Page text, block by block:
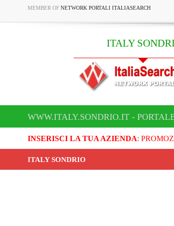
MEMBER OF NETWORK PORTALI ITALIASEARCH
ITALY
WWW.ITALY.SONDRIO.IT -
INSERISCI LA TUA AZIENDA:
ITALY SONDRIO